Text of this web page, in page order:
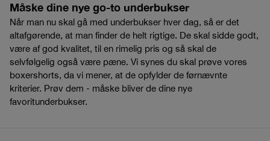
Måske dine nye go-to underbukser
Når man nu skal gå med underbukser hver dag, så er det
altafgørende, at man finder de helt rigtige. De skal sidde godt,
være af god kvalitet, til en rimelig pris og så skal de
selvfølgelig også være pæne. Vi synes du skal prøve vores
boxershorts, da vi mener, at de opfylder de førnævnte
kriterier. Prøv dem - måske bliver de dine nye
favoritunderbukser.